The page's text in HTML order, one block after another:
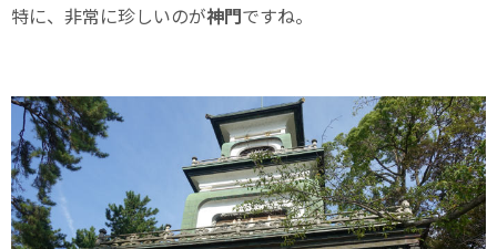
特に、非常に珍しいのが神門ですね。